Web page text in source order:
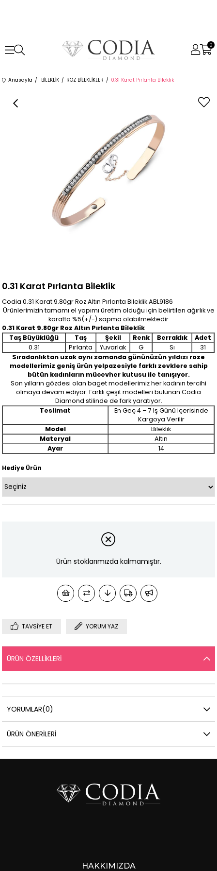
0
Anasayfa BİLEKLİK ROZ BİLEKLİKLER 0.31 Karat Pırlanta Bileklik
0.31 Karat Pırlanta Bileklik
Codia 0.31 Karat 9.80gr Roz Altın Pırlanta Bileklik ABL9186
Ürünlerimizin tamamı el yapımı üretim olduğu için belirtilen ağırlık ve
karatta %5(+/-) sapma olabilmektedir
0.31 Karat 9.80gr Roz Altın Pırlanta Bileklik
Taş Büyüklüğü
Taş Şekil Renk Berraklık
Adet
0.31
Pırlanta Yuvarlak G Sı
31
Sıradanlıktan uzak aynı zamanda gününüzün yıldızı roze
modellerimiz geniş ürün yelpazesiyle farklı zevklere sahip
bütün kadınların mücevher kutusu ile tanışıyor.
Son yılların gözdesi olan baget modellerimiz her kadının tercihi
olmaya devam ediyor. Farklı çeşit modelleri bulunan Codia
Diamond stilinde de fark yaratıyor.
Teslimat
En Geç 4 – 7 Iş Günü Içerisinde
Kargoya Verilir
Model
Bileklik
Materyal
Altın
Ayar
14
Hediye Ürün
Ürün stoklarımızda kalmamıştır.
TAVSIYE ET YORUM YAZ
ÜRÜN ÖZELLIKLERI
YORUMLAR(0)
ÜRÜN ÖNERILERI
HAKKIMIZDA